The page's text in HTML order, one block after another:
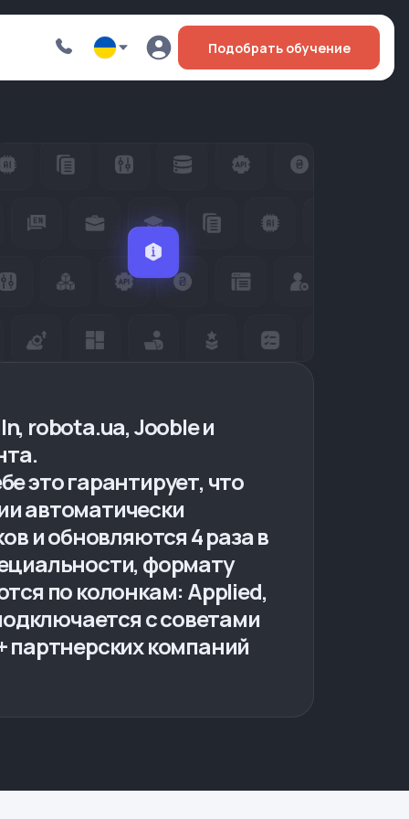
Подобрать обучение
robota.ua, Jooble и
это гарантирует, что
автоматически
и обновляются 4 раза в
формату
по колонкам: Applied,
с советами
партнерских компаний